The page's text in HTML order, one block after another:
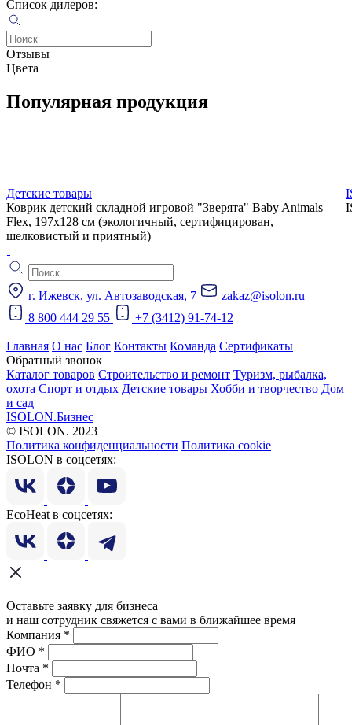
Список дилеров:
Отзывы
Цвета
Популярная продукция
Детские товары
Коврик детский складной игровой "Зверята" Baby Animals
Flex, 197х128 см (экологичный, сертифицирован,
шелковистый и приятный)
г. Ижевск, ул. Автозаводская, 7
zakaz@isolon.ru
8 800 444 29 55
+7 (3412) 91-74-12
Главная О нас Блог Контакты Команда Сертификаты
Обратный звонок
Каталог товаров Строительство и ремонт Туризм, рыбалка,
охота Спорт и отдых Детские товары Хобби и творчество Дом
и сад
ISOLON.Бизнес
© ISOLON. 2023
Политика конфиденциальности Политика cookie
ISOLON в соцсетях:
EcoHeat в соцсетях:
Оставьте заявку для бизнеса
и наш сотрудник свяжется с вами в ближайшее время
Компания *
ФИО *
Почта *
Телефон *